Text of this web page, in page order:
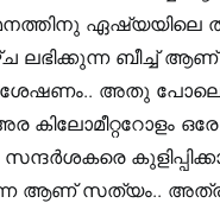
ഏഷ്യയിലെ
ലഭിക്കുന്ന ബീച്ച്
അതു പോലെ
ഒരേ
ആണ് സത്യം..